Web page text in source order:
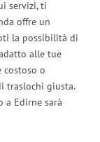
servizi, ti
offre un
la possibilità di
alle tue
costoso o
traslochi giusta.
a Edirne sarà